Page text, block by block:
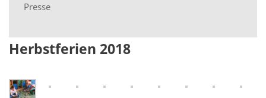
Presse
Herbstferien 2018